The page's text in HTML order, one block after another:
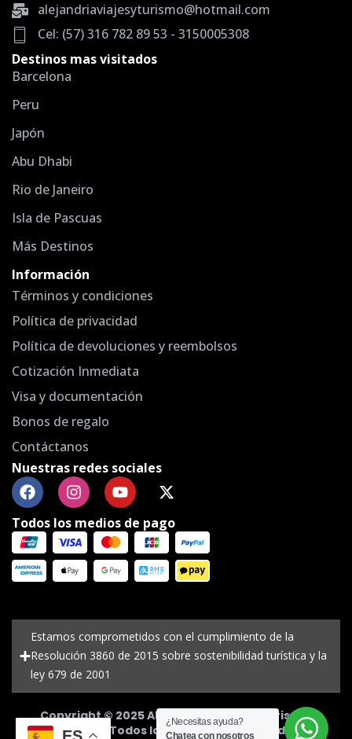
alejandriaviajesyturismo@hotmail.com
Cel: (57) 316 782 89 53 - 3150005308
Destinos mas visitados
Barcelona
Peru
Japón
Abu Dhabi
Rio de Janeiro
Isla de Pascuas
Más Destinos
Información
Términos y condiciones
Política de privacidad
Política de devoluciones y reembolsos
Cotización Inmediata
Visa y documentación
Bonos de regalo
Contáctanos
Nuestras redes sociales
Todos los medios de pago
Estamos comprometidos con el cumplimiento de la
Resolución 3860 de 2015 sobre sostenibilidad turística y la
ley 679 de 2001
Copyright © 2025 Alejandria Viajes y Turismo,
RNT 5955. Todos los derechos reservados.
¿Necesitas ayuda?
Chatea con nosotros